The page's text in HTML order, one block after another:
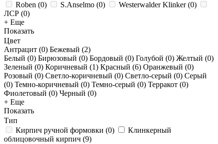
Roben (0) S.Anselmo (0) Westerwalder Klinker(0)
ЛСР (0)
+ Еще
Показать
Цвет
Антрацит (0) Бежевый (2)
Белый (0) Бирюзовый (0) Бордовый (0) Голубой (0) Желтый (0)
Зеленый (0) Коричневый (1) Красный (6) Оранжевый (0)
Розовый (0) Светло-коричневый (0) Светло-серый (0) Серый
(0) Темно-коричневый (0) Темно-серый (0) Терракот (0)
Фиолетовый (0) Черный (0)
+ Еще
Показать
Тип
Кирпич ручной формовки (0)
Клинкерный
облицовочный кирпич (9)